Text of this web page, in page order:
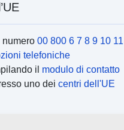
00 800 6 7 8 9 10 11
telefoniche
il modulo di contatto
uno dei centri dell'UE